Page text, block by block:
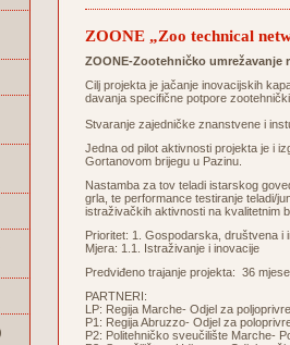
ZOONE „Zoo technical
ZOONE-Zootehničko
Cilj projekta je jačanje inovacijskih
davanja specifične potpore
Stvaranje zajedničke znanstvene i
Jedna od pilot aktivnosti projekta je i
Gortanovom brijegu u Pazinu.
Nastamba za tov teladi istarskog
grla, te performance testiranje teladi/
istraživačkih aktivnosti na kvalitetnim
Prioritet: 1. Gospodarska, društvena i
Mjera: 1.1. Istraživanje i inovacije
Predviđeno trajanje projekta: 36
PARTNERI:
LP: Regija Marche- Odjel za
P1: Regija Abruzzo- Odjel za
P2: Politehničko sveučilište Marche-